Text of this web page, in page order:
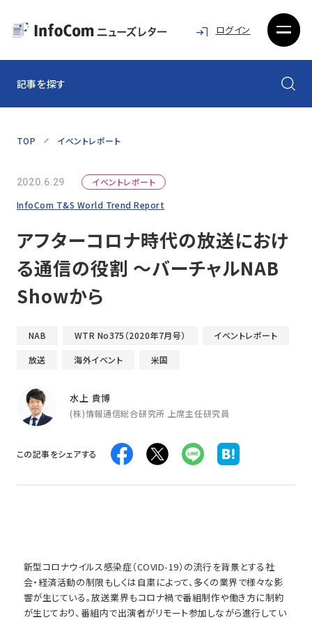
ログイン
記事を探す
TOP イベントレポート
2020.6.29
イベントレポート
InfoCom T&S World Trend Report
アフターコロナ時代の放送におけ
る通信の役割 ～バーチャルNAB
Showから
NAB WTR No375（2020年7月号） イベントレポート
放送 海外イベント 米国
水上 貴博
(株)情報通信総合研究所 上席主任研究員
この記事をシェアする
新型コロナウイルス感染症（COVID-19）の流行を背景とする社
会・経済活動の制限もしくは自粛によって、多くの業界で様々な影
響が生じている。放送業界もコロナ禍で番組制作や働き方に制約
が生じており、番組内で出演者がリモート参加しながら進行してい